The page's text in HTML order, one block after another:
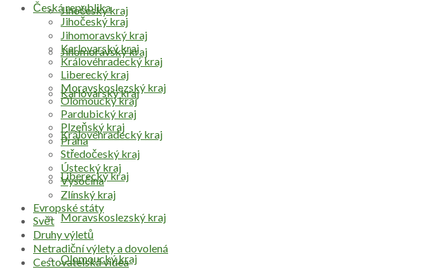
Jihočeský kraj
Jihomoravský kraj
Karlovarský kraj
Královéhradecký kraj
Liberecký kraj
Moravskoslezský kraj
Olomoucký kraj
Česká republika
Jihočeský kraj
Jihomoravský kraj
Karlovarský kraj
Královéhradecký kraj
Liberecký kraj
Moravskoslezský kraj
Olomoucký kraj
Pardubický kraj
Plzeňský kraj
Praha
Středočeský kraj
Ústecký kraj
Vysočina
Zlínský kraj
Evropské státy
Svět
Druhy výletů
Netradiční výlety a dovolená
Cestovatelská videa